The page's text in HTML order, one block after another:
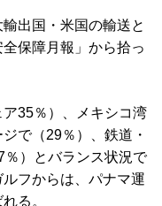
出国・米国の輸送と
保障月報」から拾っ
35％）、メキシコ湾
で（29％）、鉄道・
％）とバランス状況で
フからは、パナマ運
る。